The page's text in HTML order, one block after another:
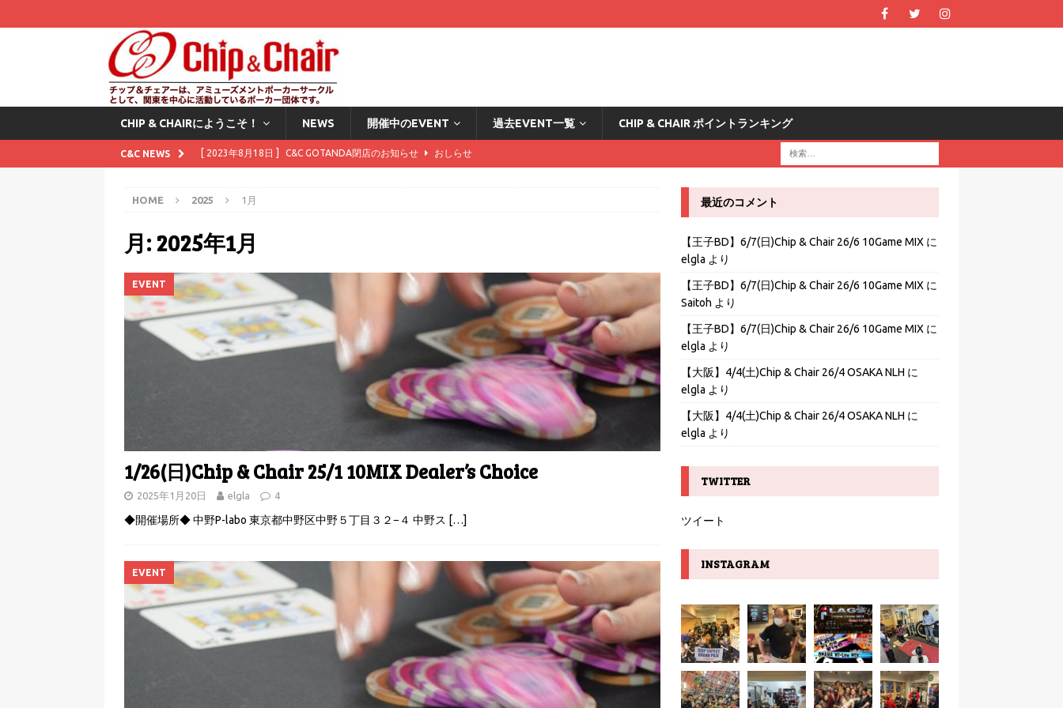
CHIP & CHAIRにようこそ！ NEWS 開催中のEVENT 過去EVENT一覧 CHIP & CHAIR ポイントランキング
C&C NEWS [ 2023年8月18日 ] C&C GOTANDA閉店のお知らせ おしらせ
[ 2023年7月11日 ]
[ 2023年6月2日 ]
HOME 2025 1月
月:2025年1月
EVENT
1/26(日)Chip & Chair 25/1 10MIX Dealer’s Choice
2025年1月20日 elgla 4
◆開催場所◆ 中野P-labo 東京都中野区中野５丁目３２−４ 中野ス […]
EVENT
最近のコメント
【王子BD】6/7(日)Chip & Chair 26/6 10Game MIX に
elgla より
【王子BD】6/7(日)Chip & Chair 26/6 10Game MIX に
Saitoh より
【王子BD】6/7(日)Chip & Chair 26/6 10Game MIX に
elgla より
【大阪】4/4(土)Chip & Chair 26/4 OSAKA NLH に
elgla より
【大阪】4/4(土)Chip & Chair 26/4 OSAKA NLH に
elgla より
TWITTER
ツイート
INSTAGRAM